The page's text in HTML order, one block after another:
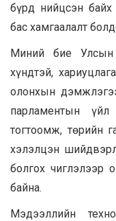
бүрд нийцсэн байх
бас хамгаалалт
Миний бие
хүндтэй,
олонхын
парламентын
тогтоомж, төрийн
хэлэлцэн
болгох чиглэлээр
байна.
Мэдээллийн